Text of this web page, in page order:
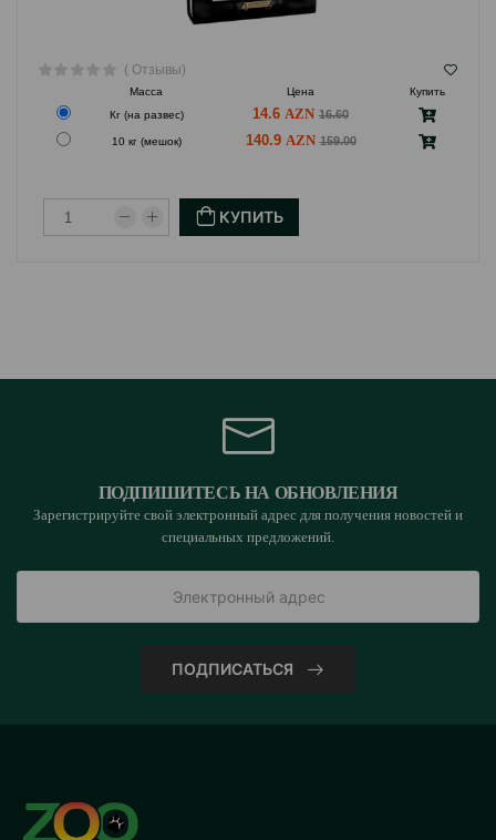
( Отзывы)
Масса Цена
Купить
Кг (на развес)
14.6 16.60
10 кг (мешок) 140.9 159.00
КУПИТЬ
ПОДПИШИТЕСЬ НА ОБНОВЛЕНИЯ
Зарегистрируйте свой электронный адрес для получения новостей и
специальных предложений.
ПОДПИСАТЬСЯ